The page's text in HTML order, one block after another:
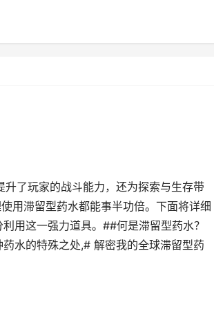
升了玩家的战斗能力，还为探索与生存带
用滞留型药水都能事半功倍。下面将详细
用这一强力道具。##何是滞留型药水？
水的特殊之处,# 解密我的全球滞留型药